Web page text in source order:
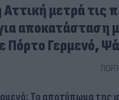
Αττική μετρά τις
αποκατάσταση
Πόρτο Γερμενό,
Το αποτύπωμα της